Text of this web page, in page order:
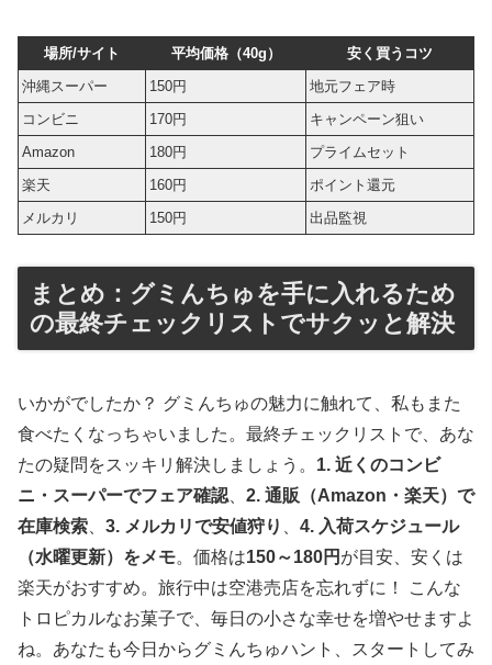
場所/サイト 平均価格（40g）
安く買うコツ
沖縄スーパー
150円
地元フェア時
コンビニ
170円
キャンペーン狙い
Amazon
180円
プライムセット
楽天
160円
ポイント還元
メルカリ
150円 出品監視
まとめ：グミんちゅを手に入れるため
の最終チェックリストでサクッと解決
いかがでしたか？ グミんちゅの魅力に触れて、私もまた
食べたくなっちゃいました。最終チェックリストで、あな
たの疑問をスッキリ解決しましょう。 1. 近くのコンビ
ニ・スーパーでフェア確認
2. 通販（Amazon・楽天）で
在庫検索
3. メルカリで安値狩り
4. 入荷スケジュール
（水曜更新）をメモ。価格は150～180円 が目安、安くは
楽天がおすすめ。旅行中は空港売店を忘れずに！ こんな
トロピカルなお菓子で、毎日の小さな幸せを増やせますよ
ね。あなたも今日からグミんちゅハント、スタートしてみ